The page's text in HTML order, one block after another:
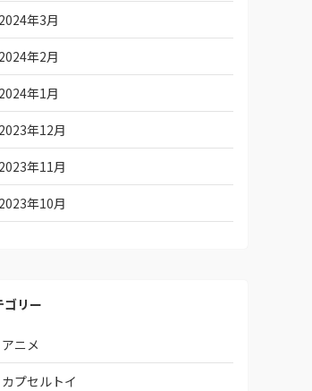
2024年3月
2024年2月
2024年1月
2023年12月
2023年11月
2023年10月
ゴリー
アニメ
カプセルトイ